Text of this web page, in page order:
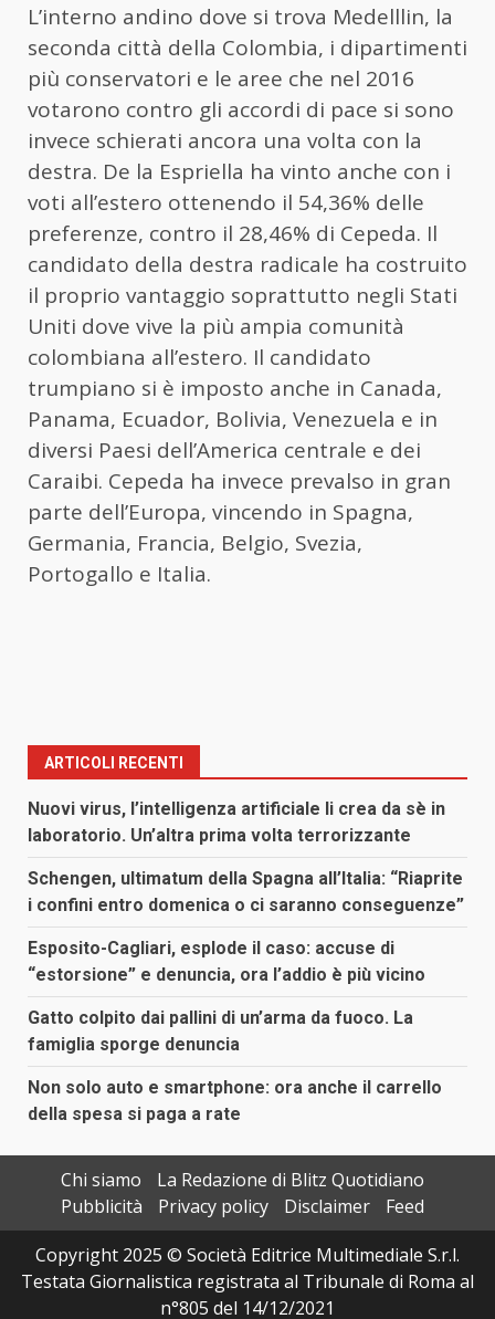
L’interno andino dove si trova Medelllin, la
seconda città della Colombia, i dipartimenti
più conservatori e le aree che nel 2016
votarono contro gli accordi di pace si sono
invece schierati ancora una volta con la
destra. De la Espriella ha vinto anche con i
voti all’estero ottenendo il 54,36% delle
preferenze, contro il 28,46% di Cepeda. Il
candidato della destra radicale ha costruito
il proprio vantaggio soprattutto negli Stati
Uniti dove vive la più ampia comunità
colombiana all’estero. Il candidato
trumpiano si è imposto anche in Canada,
Panama, Ecuador, Bolivia, Venezuela e in
diversi Paesi dell’America centrale e dei
Caraibi. Cepeda ha invece prevalso in gran
parte dell’Europa, vincendo in Spagna,
Germania, Francia, Belgio, Svezia,
Portogallo e Italia.
ARTICOLI RECENTI
Nuovi virus, l’intelligenza artificiale li crea da sè in
laboratorio. Un’altra prima volta terrorizzante
Schengen, ultimatum della Spagna all’Italia: “Riaprite
i confini entro domenica o ci saranno conseguenze”
Esposito-Cagliari, esplode il caso: accuse di
“estorsione” e denuncia, ora l’addio è più vicino
Gatto colpito dai pallini di un’arma da fuoco. La
famiglia sporge denuncia
Non solo auto e smartphone: ora anche il carrello
della spesa si paga a rate
Chi siamo
La Redazione di Blitz Quotidiano
Pubblicità
Privacy policy Disclaimer
Feed
Copyright 2025 © Società Editrice Multimediale S.r.l.
Testata Giornalistica registrata al Tribunale di Roma al
n°805 del 14/12/2021